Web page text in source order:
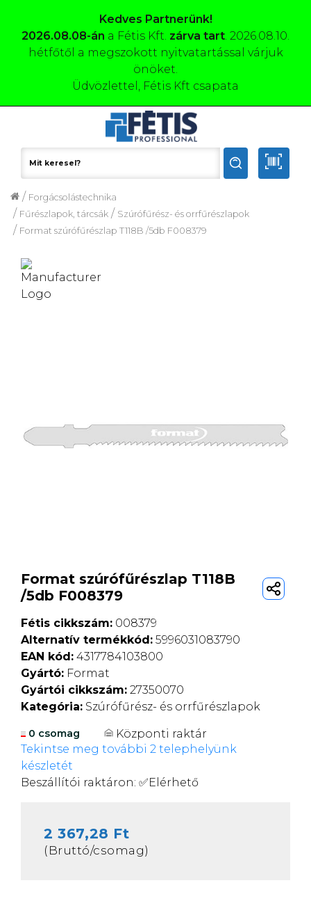
Kedves Partnerünk!
2026.08.08-án a Fétis Kft. zárva tart. 2026.08.10.
hétfőtől a megszokott nyitvatartással várjuk
önöket.
Üdvözlettel, Fétis Kft csapata
Format szúrófűrészlap T118B /5db F008379
/
Szúrófűrész- és orrfűrészlapok
/
Fűrészlapok, tárcsák
/
Forgácsolástechnika
/
Format szúrófűrészlap T118B
/5db F008379
Fétis cikkszám: 008379
Alternatív termékkód: 5996031083790
EAN kód: 4317784103800
Gyártó: Format
Gyártói cikkszám: 27350070
Kategória: Szúrófűrész- és orrfűrészlapok
0 csomag
Központi raktár
Tekintse meg további 2 telephelyünk
készletét
Beszállítói raktáron: ✅Elérhető
2 367,28 Ft
(Bruttó/csomag)